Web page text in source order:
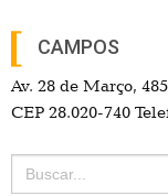
CAMPOS
Av. 28 de Março,
CEP 28.020-740
Search
for: